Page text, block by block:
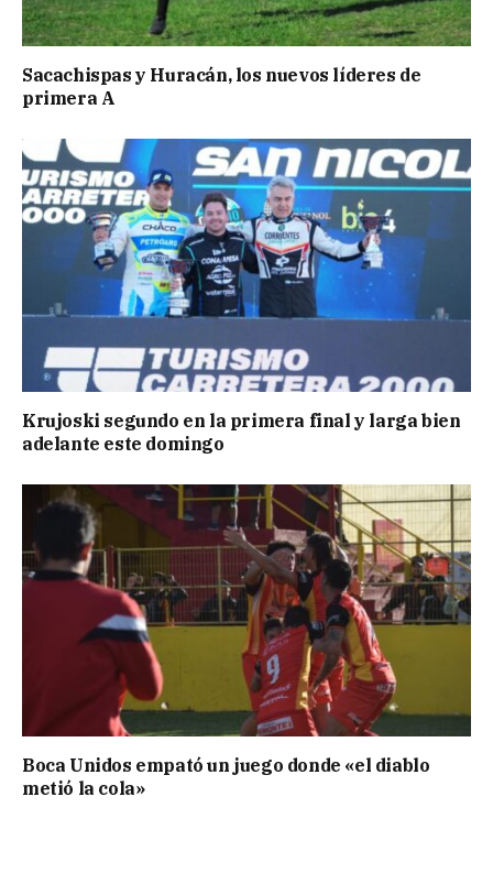
Sacachispas y Huracán, los nuevos líderes de
primera A
Krujoski segundo en la primera final y larga bien
adelante este domingo
Boca Unidos empató un juego donde «el diablo
metió la cola»